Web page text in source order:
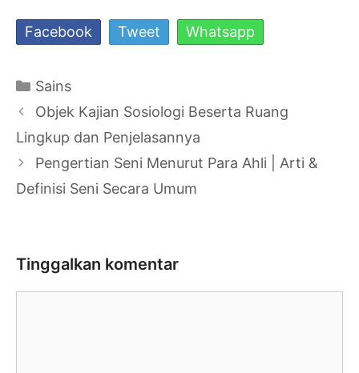
Facebook Tweet Whatsapp
Kategori
Sains
Navigasi
Tulisan
Objek Kajian Sosiologi Beserta Ruang
Lingkup dan Penjelasannya
Pengertian Seni Menurut Para Ahli | Arti &
Definisi Seni Secara Umum
Tinggalkan komentar